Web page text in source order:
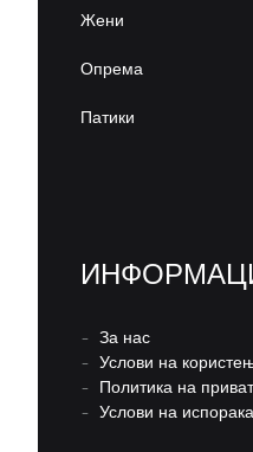
Жени
Опрема
Патики
– За нас
– Услови на
– Политика на
– Услови на испорака